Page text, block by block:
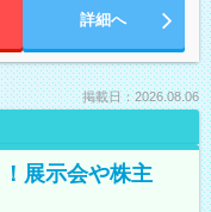
詳細へ
掲載日：2026.08.06
展示会や株主